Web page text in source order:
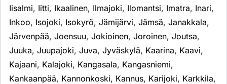
Iisalmi, Iitti, Ikaalinen, Ilmajoki, Ilomantsi, Imatra, Inari,
Inkoo, Isojoki, Isokyrö, Jämijärvi, Jämsä, Janakkala,
Järvenpää, Joensuu, Jokioinen, Joroinen, Joutsa,
Juuka, Juupajoki, Juva, Jyväskylä, Kaarina, Kaavi,
Kajaani, Kalajoki, Kangasala, Kangasniemi,
Kankaanpää, Kannonkoski, Kannus, Karijoki, Karkkila,